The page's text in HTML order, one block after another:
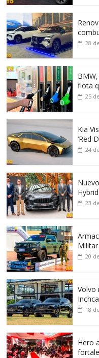
28
flota
25
Kia
‘Red
24
23
20
Volvo
18
Hero